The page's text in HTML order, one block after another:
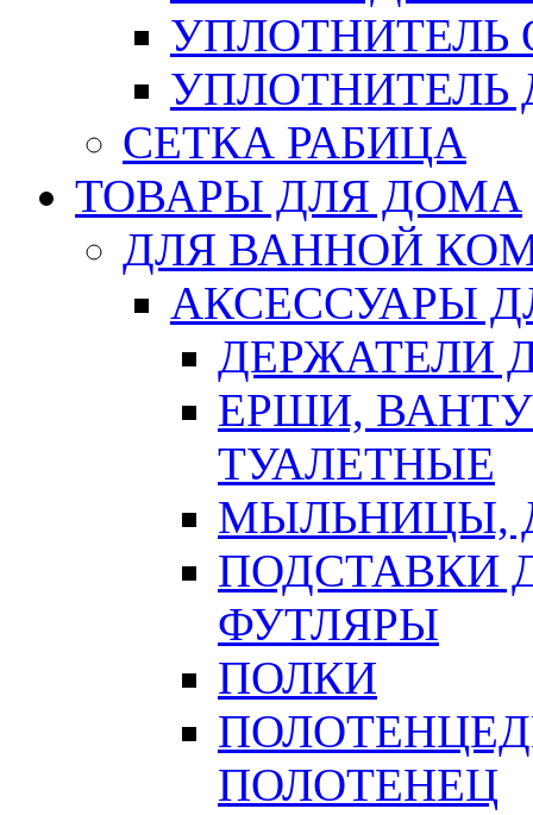
УПЛОТНИТЕЛЬ
СЕТКА РАБИЦА
ТОВАРЫ ДЛЯ ДОМА
ДЛЯ ВАННОЙ
АКСЕССУАРЫ
ДЕРЖАТЕЛИ
ЕРШИ,
ТУАЛЕТНЫЕ
МЫЛЬНИЦЫ,
ПОДСТАВКИ
ФУТЛЯРЫ
ПОЛКИ
ПОЛОТЕНЕЦ